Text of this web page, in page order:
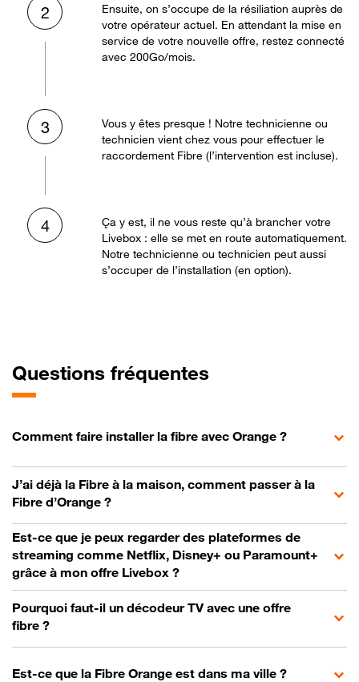
2
Ensuite, on s’occupe de la résiliation auprès de
votre opérateur actuel. En attendant la mise en
service de votre nouvelle offre, restez connecté
avec 200Go/mois.
3
Vous y êtes presque ! Notre technicienne ou
technicien vient chez vous pour effectuer le
raccordement Fibre (l’intervention est incluse).
4
Ça y est, il ne vous reste qu’à brancher votre
Livebox : elle se met en route automatiquement.
Notre technicienne ou technicien peut aussi
s’occuper de l’installation (en option).
Questions fréquentes
Comment faire installer la fibre avec Orange ?
J’ai déjà la Fibre à la maison, comment passer à la
Fibre d’Orange ?
Est-ce que je peux regarder des plateformes de
streaming comme Netflix, Disney+ ou Paramount+
grâce à mon offre Livebox ?
Pourquoi faut-il un décodeur TV avec une offre
fibre ?
Est-ce que la Fibre Orange est dans ma ville ?